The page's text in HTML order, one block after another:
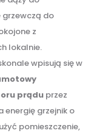
do
z
lokalnie.
wpisują się w
prądu przez
energię grzejnik o
pomieszczenie,